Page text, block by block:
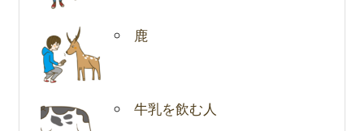
鹿
牛乳を飲む人